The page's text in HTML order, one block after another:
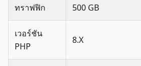
ทราฟฟิก 500 GB
เวอร์ชัน
PHP
8.X